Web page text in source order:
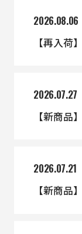
2026.08.06
【再入荷
2026.07.27
【新商
2026.07.21
【新商